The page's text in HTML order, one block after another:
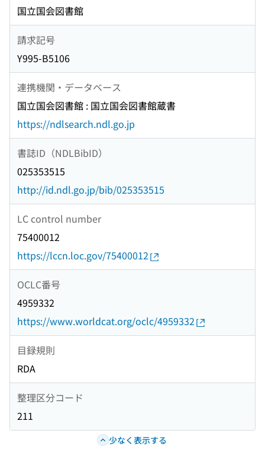
国立国会図書館
請求記号
Y995-B5106
連携機関・データベース
国立国会図書館 : 国立国会図書館蔵書
https://ndlsearch.ndl.go.jp
書誌ID（NDLBibID）
025353515
http://id.ndl.go.jp/bib/025353515
LC control number
75400012
https://lccn.loc.gov/75400012
OCLC番号
4959332
https://www.worldcat.org/oclc/4959332
目録規則
RDA
整理区分コード
211
少なく表示する